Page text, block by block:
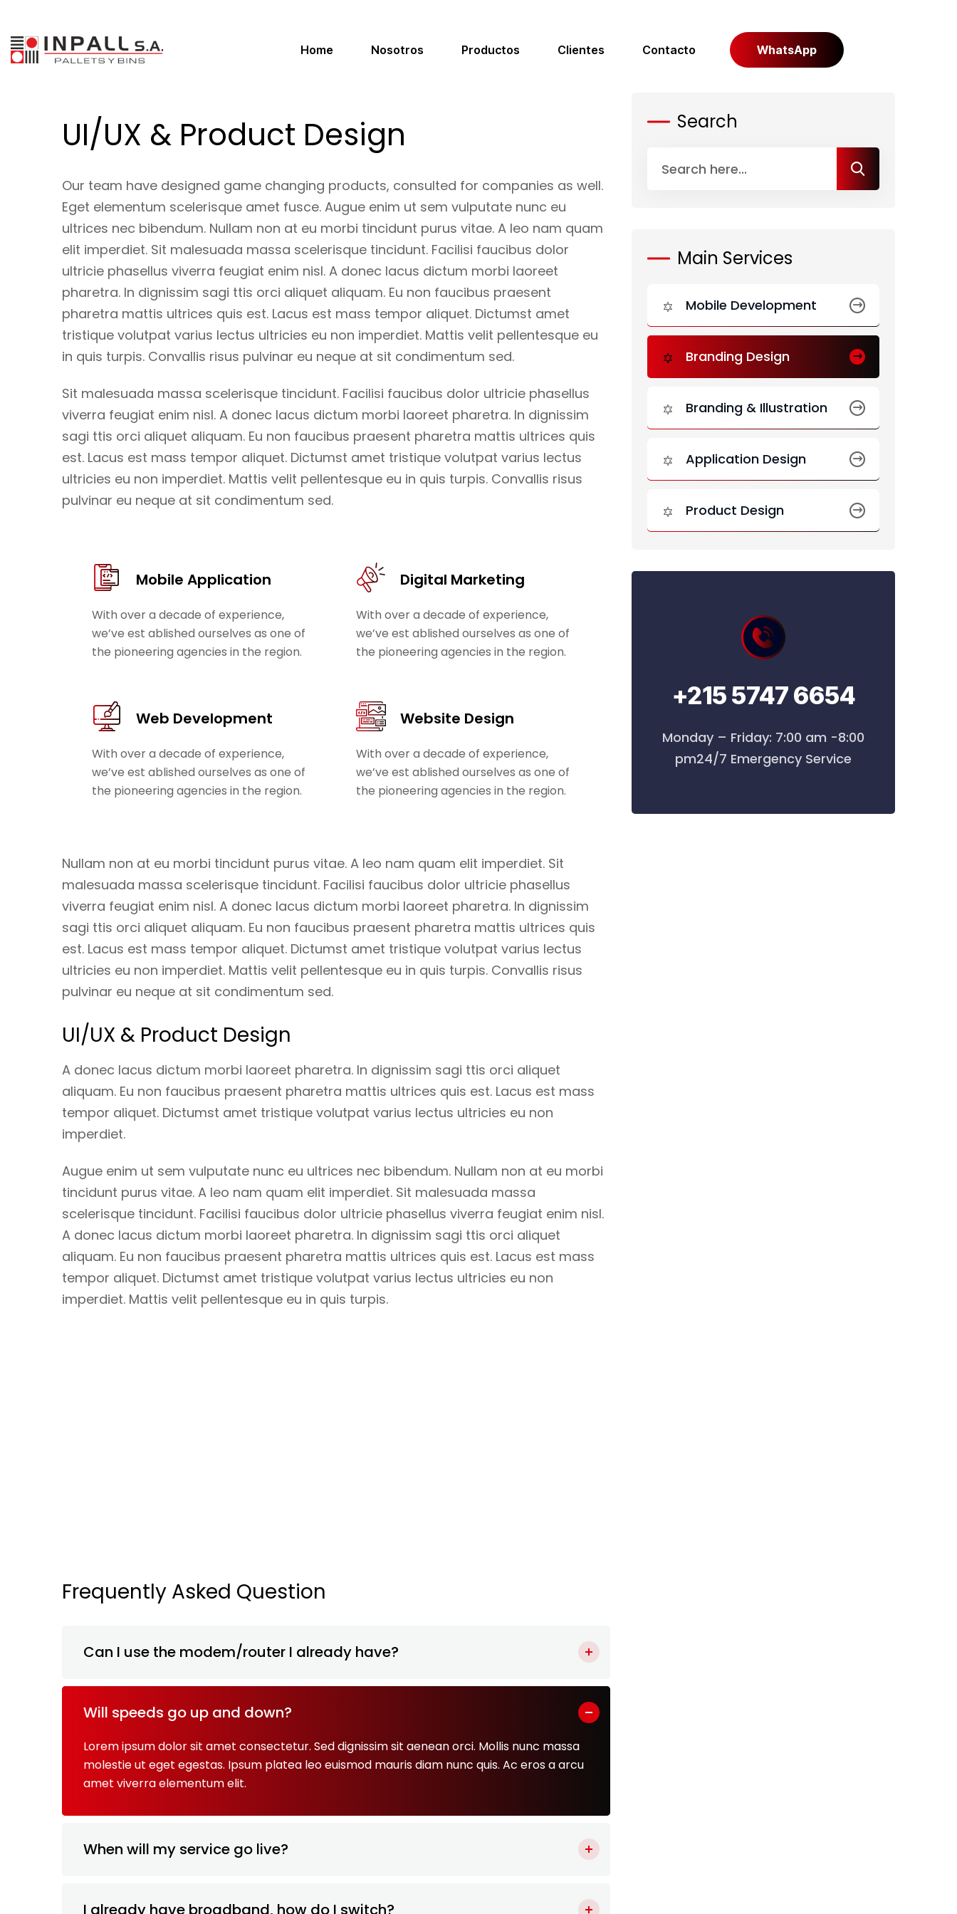
Home Nosotros Productos Clientes Contacto WhatsApp
UI/UX & Product Design
Our team have designed game changing products, consulted for companies as well.
Eget elementum scelerisque amet fusce. Augue enim ut sem vulputate nunc eu
ultrices nec bibendum. Nullam non at eu morbi tincidunt purus vitae. A leo nam quam
elit imperdiet. Sit malesuada massa scelerisque tincidunt. Facilisi faucibus dolor
ultricie phasellus viverra feugiat enim nisl. A donec lacus dictum morbi laoreet
pharetra. In dignissim sagi ttis orci aliquet aliquam. Eu non faucibus praesent
pharetra mattis ultrices quis est. Lacus est mass tempor aliquet. Dictumst amet
tristique volutpat varius lectus ultricies eu non imperdiet. Mattis velit pellentesque eu
in quis turpis. Convallis risus pulvinar eu neque at sit condimentum sed.
Sit malesuada massa scelerisque tincidunt. Facilisi faucibus dolor ultricie phasellus
viverra feugiat enim nisl. A donec lacus dictum morbi laoreet pharetra. In dignissim
sagi ttis orci aliquet aliquam. Eu non faucibus praesent pharetra mattis ultrices quis
est. Lacus est mass tempor aliquet. Dictumst amet tristique volutpat varius lectus
ultricies eu non imperdiet. Mattis velit pellentesque eu in quis turpis. Convallis risus
pulvinar eu neque at sit condimentum sed.
Mobile Application
With over a decade of experience,
we’ve est ablished ourselves as one of
the pioneering agencies in the region.
Web Development
With over a decade of experience,
we’ve est ablished ourselves as one of
the pioneering agencies in the region.
Digital Marketing
With over a decade of experience,
we’ve est ablished ourselves as one of
the pioneering agencies in the region.
Website Design
With over a decade of experience,
we’ve est ablished ourselves as one of
the pioneering agencies in the region.
Nullam non at eu morbi tincidunt purus vitae. A leo nam quam elit imperdiet. Sit
malesuada massa scelerisque tincidunt. Facilisi faucibus dolor ultricie phasellus
viverra feugiat enim nisl. A donec lacus dictum morbi laoreet pharetra. In dignissim
sagi ttis orci aliquet aliquam. Eu non faucibus praesent pharetra mattis ultrices quis
est. Lacus est mass tempor aliquet. Dictumst amet tristique volutpat varius lectus
ultricies eu non imperdiet. Mattis velit pellentesque eu in quis turpis. Convallis risus
pulvinar eu neque at sit condimentum sed.
UI/UX & Product Design
A donec lacus dictum morbi laoreet pharetra. In dignissim sagi ttis orci aliquet
aliquam. Eu non faucibus praesent pharetra mattis ultrices quis est. Lacus est mass
tempor aliquet. Dictumst amet tristique volutpat varius lectus ultricies eu non
imperdiet.
Augue enim ut sem vulputate nunc eu ultrices nec bibendum. Nullam non at eu morbi
tincidunt purus vitae. A leo nam quam elit imperdiet. Sit malesuada massa
scelerisque tincidunt. Facilisi faucibus dolor ultricie phasellus viverra feugiat enim nisl.
A donec lacus dictum morbi laoreet pharetra. In dignissim sagi ttis orci aliquet
aliquam. Eu non faucibus praesent pharetra mattis ultrices quis est. Lacus est mass
tempor aliquet. Dictumst amet tristique volutpat varius lectus ultricies eu non
imperdiet. Mattis velit pellentesque eu in quis turpis.
Frequently Asked Question
Can I use the modem/router I already have?
Will speeds go up and down?
Lorem ipsum dolor sit amet consectetur. Sed dignissim sit aenean orci. Mollis nunc massa
molestie ut eget egestas. Ipsum platea leo euismod mauris diam nunc quis. Ac eros a arcu
amet viverra elementum elit.
When will my service go live?
I already have broadband, how do I switch?
Search
Main Services
Mobile Development
Branding Design
Branding & Illustration
Application Design
Product Design
+215 5747 6654
Monday – Friday: 7:00 am -8:00
pm24/7 Emergency Service